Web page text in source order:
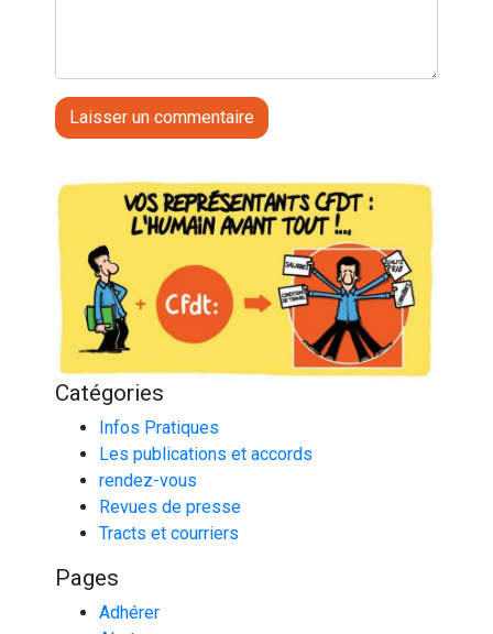
Catégories
Infos Pratiques
Les publications et accords
rendez-vous
Revues de presse
Tracts et courriers
Pages
Adhérer